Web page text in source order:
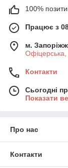
какао,
оновленої
Переваги
100%
Працює з
м.
Офіцерська,
Контакти
Сьогодні
Показати
Про нас
Контакти